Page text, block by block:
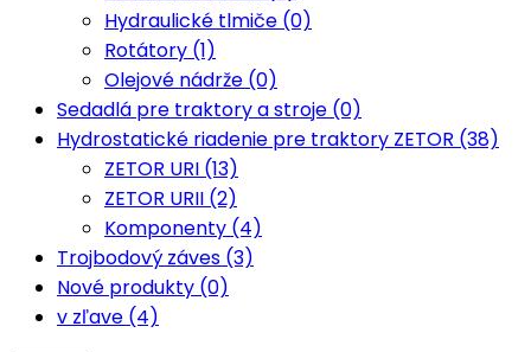
Hydraulické tlmiče (0)
Rotátory (1)
Olejové nádrže (0)
Sedadlá pre traktory a stroje (0)
Hydrostatické riadenie pre traktory ZETOR (38)
ZETOR URI (13)
ZETOR URII (2)
Komponenty (4)
Trojbodový záves (3)
Nové produkty (0)
v zľave (4)